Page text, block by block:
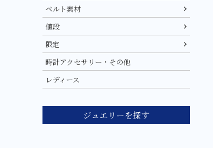
ベルト素材
値段
限定
時計アクセサリー・その他
レディース
ジュエリーを探す